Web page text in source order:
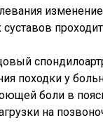
походки у
боли в
на